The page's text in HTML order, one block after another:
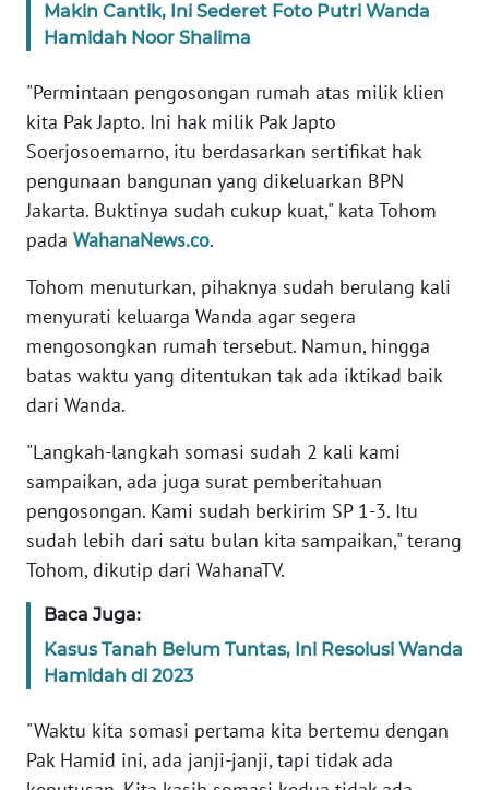
Makin Cantik, Ini Sederet Foto Putri Wanda
Hamidah Noor Shalima
"Permintaan pengosongan rumah atas milik klien
kita Pak Japto. Ini hak milik Pak Japto
Soerjosoemarno, itu berdasarkan sertifikat hak
pengunaan bangunan yang dikeluarkan BPN
Jakarta. Buktinya sudah cukup kuat," kata Tohom
pada WahanaNews.co.
Tohom menuturkan, pihaknya sudah berulang kali
menyurati keluarga Wanda agar segera
mengosongkan rumah tersebut. Namun, hingga
batas waktu yang ditentukan tak ada iktikad baik
dari Wanda.
"Langkah-langkah somasi sudah 2 kali kami
sampaikan, ada juga surat pemberitahuan
pengosongan. Kami sudah berkirim SP 1-3. Itu
sudah lebih dari satu bulan kita sampaikan," terang
Tohom, dikutip dari WahanaTV.
Baca Juga:
Kasus Tanah Belum Tuntas, Ini Resolusi Wanda
Hamidah di 2023
"Waktu kita somasi pertama kita bertemu dengan
Pak Hamid ini, ada janji-janji, tapi tidak ada
DISCLAIMER
News
Regional
WN
SUMUT
WN
WN
JABAR
WN
WN
NTT
WN
WN
PAPUA
WN
PAPUA